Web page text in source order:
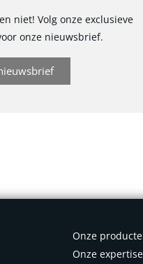
niet! Volg onze exclusieve
onze nieuwsbrief.
Onze
Onze